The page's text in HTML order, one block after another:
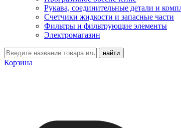
Рукава, соединительные детали и
Счетчики жидкости и запасные части
Фильтры и фильтрующие элементы
Электромагазин
Корзина